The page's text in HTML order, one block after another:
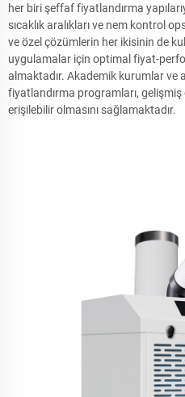
her biri şeffaf fiyatlandırma
sıcaklık aralıkları ve nem kontrol
ve özel çözümlerin her ikisinin de
uygulamalar için optimal fiyat-
almaktadır. Akademik kurumlar ve
fiyatlandırma programları,
erişilebilir olmasını sağlamaktadır.